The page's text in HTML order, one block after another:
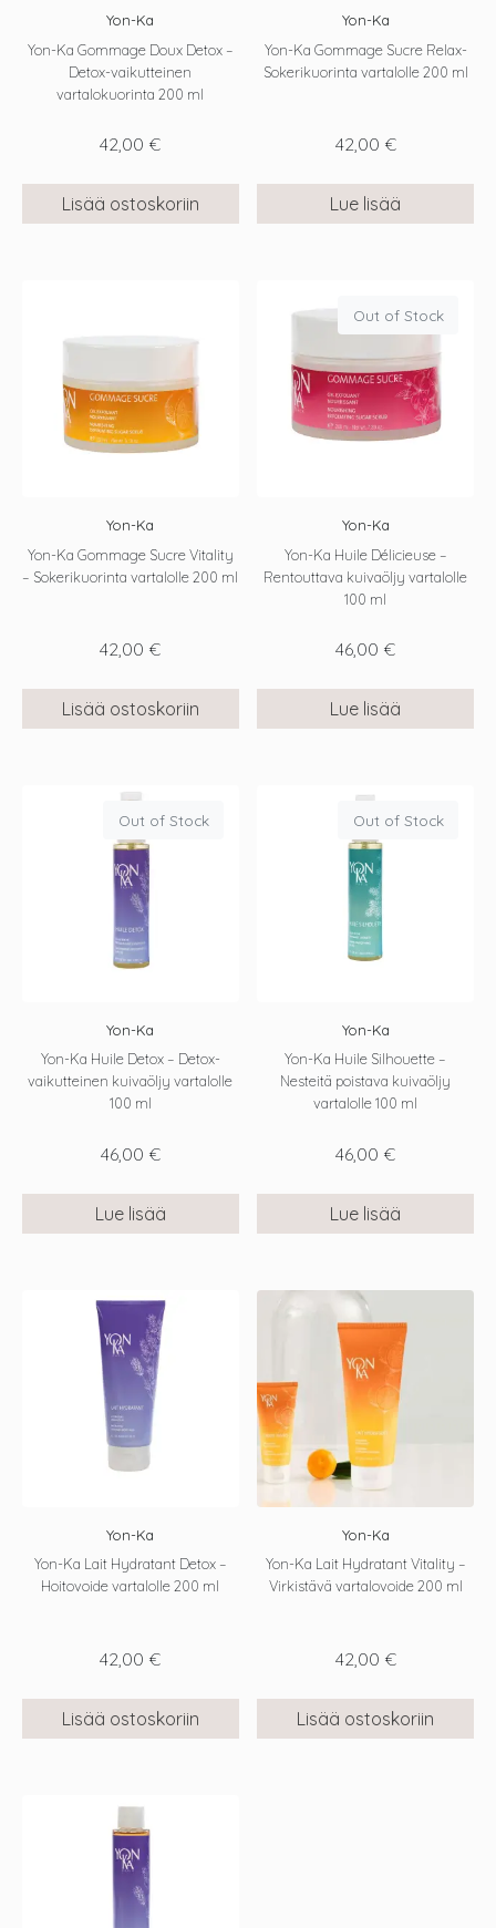
Yon-Ka
Yon-Ka Gommage Doux Detox –
Detox-vaikutteinen
vartalokuorinta 200 ml
42,00 €
Lisää ostoskoriin
Yon-Ka
Yon-Ka Gommage Sucre Relax-
Sokerikuorinta vartalolle 200 ml
42,00 €
Lue lisää
Yon-Ka
Yon-Ka Gommage Sucre Vitality
– Sokerikuorinta vartalolle 200 ml
42,00 €
Lisää ostoskoriin
Out of Stock
Yon-Ka
Yon-Ka Huile Délicieuse –
Rentouttava kuivaöljy vartalolle
100 ml
46,00 €
Lue lisää
Out of Stock
Yon-Ka
Yon-Ka Huile Detox – Detox-
vaikutteinen kuivaöljy vartalolle
100 ml
46,00 €
Lue lisää
Out of Stock
Yon-Ka
Yon-Ka Huile Silhouette –
Nesteitä poistava kuivaöljy
vartalolle 100 ml
46,00 €
Lue lisää
Yon-Ka
Yon-Ka Lait Hydratant Detox –
Hoitovoide vartalolle 200 ml
42,00 €
Lisää ostoskoriin
Yon-Ka
Yon-Ka Lait Hydratant Vitality –
Virkistävä vartalovoide 200 ml
42,00 €
Lisää ostoskoriin